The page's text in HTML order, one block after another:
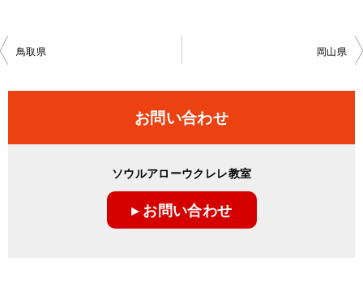
投
ビ
鳥取県 岡山県
お問い合わせ
ソウルアローウクレレ教室
▸ お問い合わせ